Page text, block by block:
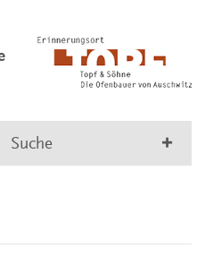
Suche